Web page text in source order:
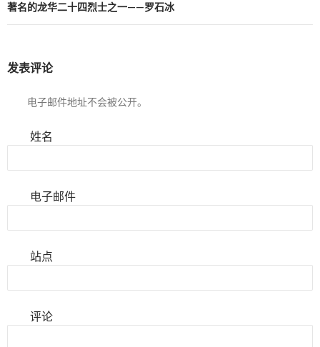
著名的龙华二十四烈士之一——罗石冰
发表评论
电子邮件地址不会被公开。
姓名
电子邮件
站点
评论